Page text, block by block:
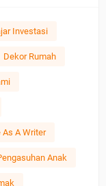
Investasi
Dekor Rumah
As A Writer
Anak